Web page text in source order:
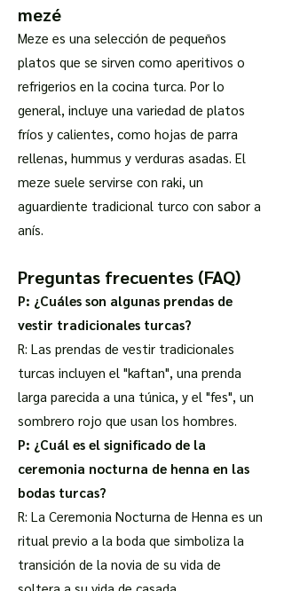
mezé
Meze es una selección de pequeños
platos que se sirven como aperitivos o
refrigerios en la cocina turca. Por lo
general, incluye una variedad de platos
fríos y calientes, como hojas de parra
rellenas, hummus y verduras asadas. El
meze suele servirse con raki, un
aguardiente tradicional turco con sabor a
anís.
Preguntas frecuentes (FAQ)
P: ¿Cuáles son algunas prendas de
vestir tradicionales turcas?
R: Las prendas de vestir tradicionales
turcas incluyen el "kaftan", una prenda
larga parecida a una túnica, y el "fes", un
sombrero rojo que usan los hombres.
P: ¿Cuál es el significado de la
ceremonia nocturna de henna en las
bodas turcas?
R: La Ceremonia Nocturna de Henna es un
ritual previo a la boda que simboliza la
transición de la novia de su vida de